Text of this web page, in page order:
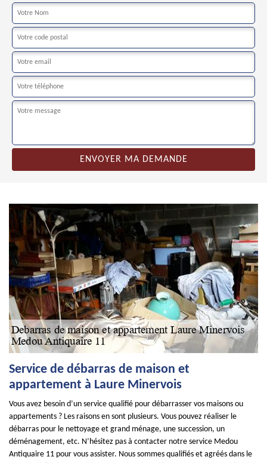
Service de débarras de maison et
appartement à Laure Minervois
Vous avez besoin d’un service qualifié pour débarrasser vos maisons ou
appartements ? Les raisons en sont plusieurs. Vous pouvez réaliser le
débarras pour le nettoyage et grand ménage, une succession, un
déménagement, etc. N’hésitez pas à contacter notre service Medou
Antiquaire 11 pour vous assister. Nous sommes qualifiés et agréés dans le